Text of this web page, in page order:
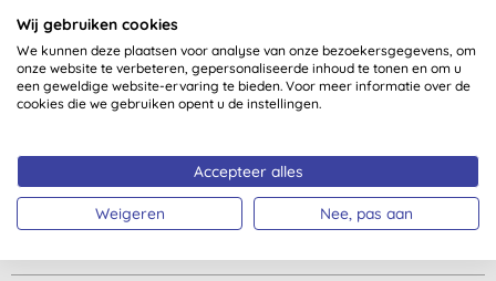
3,9
Kwalitatieve mascara met natuurlijke ingrediënten. Geen
klontjes, gelijkmatige verdeling. Op een warme dag kan het wat
G. H., Capelle aan den
IJssel
Wij gebruiken cookies
We kunnen deze plaatsen voor analyse van onze bezoekersgegevens, om
onze website te verbeteren, gepersonaliseerde inhoud te tonen en om u
een geweldige website-ervaring te bieden. Voor meer informatie over de
cookies die we gebruiken opent u de instellingen.
Accepteer alles
Weigeren Nee, pas aan